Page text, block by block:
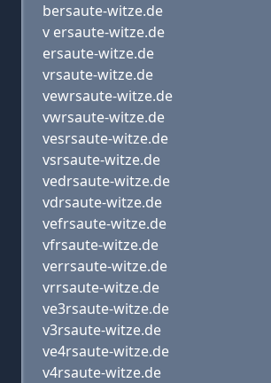
bersaute-witze.de
v ersaute-witze.de
ersaute-witze.de
vrsaute-witze.de
vewrsaute-witze.de
vwrsaute-witze.de
vesrsaute-witze.de
vsrsaute-witze.de
vedrsaute-witze.de
vdrsaute-witze.de
vefrsaute-witze.de
vfrsaute-witze.de
verrsaute-witze.de
vrrsaute-witze.de
ve3rsaute-witze.de
v3rsaute-witze.de
ve4rsaute-witze.de
v4rsaute-witze.de